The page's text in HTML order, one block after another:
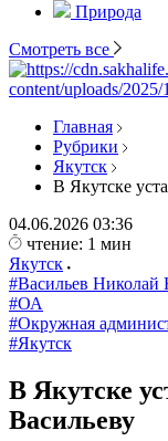
Природа
Смотреть все
Главная
Рубрики
Якутск
В Якутске
04.06.2026 03:36
чтение: 1 мин
Якутск
#Васильев Николай
#ОА
#Окружная
#Якутск
В Якутске
Васильеву